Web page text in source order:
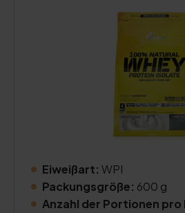
Eiweißart: WPI
Packungsgröße: 600 g
Anzahl der Portionen pro